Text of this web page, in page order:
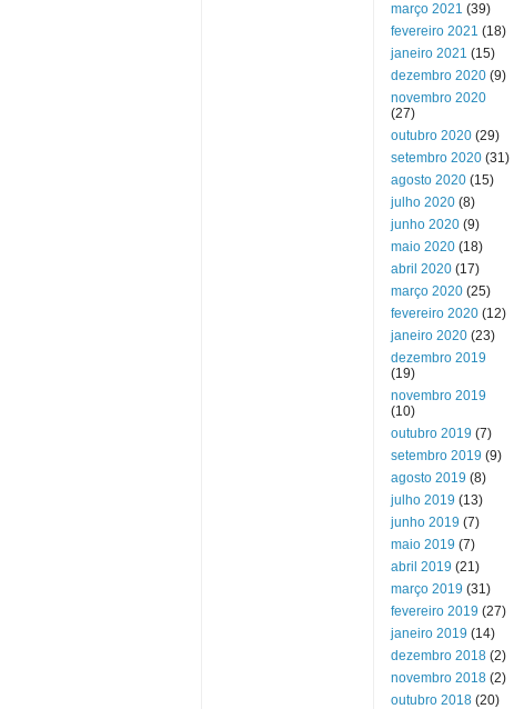
março 2021 (39)
fevereiro 2021 (18)
janeiro 2021 (15)
dezembro 2020 (9)
novembro 2020
(27)
outubro 2020 (29)
setembro 2020 (31)
agosto 2020 (15)
julho 2020 (8)
junho 2020 (9)
maio 2020 (18)
abril 2020 (17)
março 2020 (25)
fevereiro 2020 (12)
janeiro 2020 (23)
dezembro 2019
(19)
novembro 2019
(10)
outubro 2019 (7)
setembro 2019 (9)
agosto 2019 (8)
julho 2019 (13)
junho 2019 (7)
maio 2019 (7)
abril 2019 (21)
março 2019 (31)
fevereiro 2019 (27)
janeiro 2019 (14)
dezembro 2018 (2)
novembro 2018 (2)
outubro 2018 (20)